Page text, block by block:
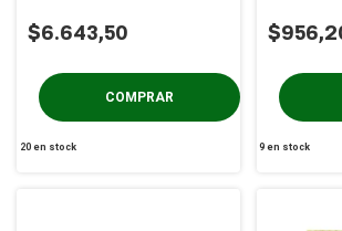
$6.643,50
20en stock 9 en stock